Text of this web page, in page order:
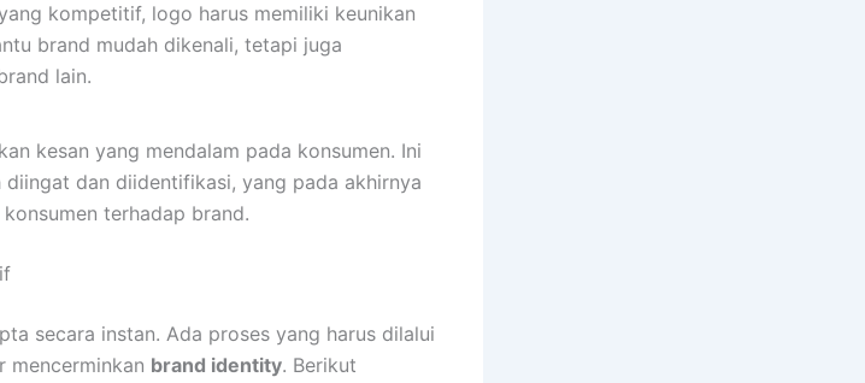
kompetitif, logo harus memiliki keunikan
brand mudah dikenali, tetapi juga
lain.
kesan yang mendalam pada konsumen. Ini
dan diidentifikasi, yang pada akhirnya
terhadap brand.
secara instan. Ada proses yang harus dilalui
mencerminkan brand identity. Berikut